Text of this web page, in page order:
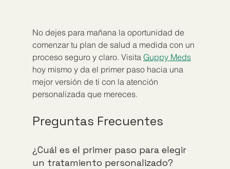
No dejes para mañana la oportunidad de
comenzar tu plan de salud a medida con un
proceso seguro y claro. Visita Guppy Meds
hoy mismo y da el primer paso hacia una
mejor versión de ti con la atención
personalizada que mereces.
Preguntas Frecuentes
¿Cuál es el primer paso para elegir
un tratamiento personalizado?